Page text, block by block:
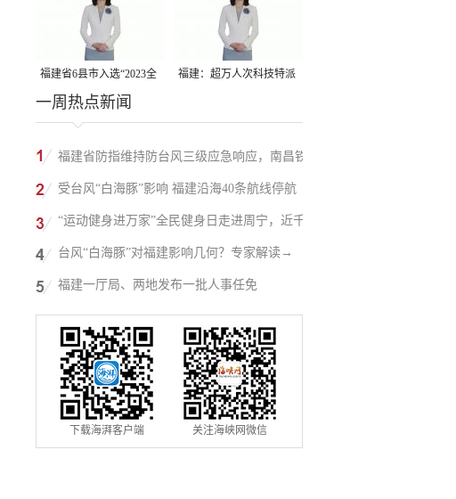
福建省6县市入选“2023全
国县域发展潜力百强县”
福建：超万人次科技特派
一周热点新闻
福建省防指维持防台风三级应急响应，南昌铁
路停运部分旅客列车→
受台风“白海豚”影响 福建沿海40条航线停航
“运动健身进万家”全民健身日走进周宁，近千
人徒步云端
台风“白海豚”对福建影响几何？专家解读→
福建一厅局、两地发布一批人事任免
下载海湃客户端 关注海峡网微信